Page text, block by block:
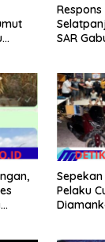
Respons
SAR
Pelaku